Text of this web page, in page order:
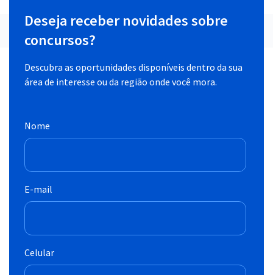
Deseja receber novidades sobre
concursos?
Descubra as oportunidades disponíveis dentro da sua
área de interesse ou da região onde você mora.
Nome
E-mail
Celular